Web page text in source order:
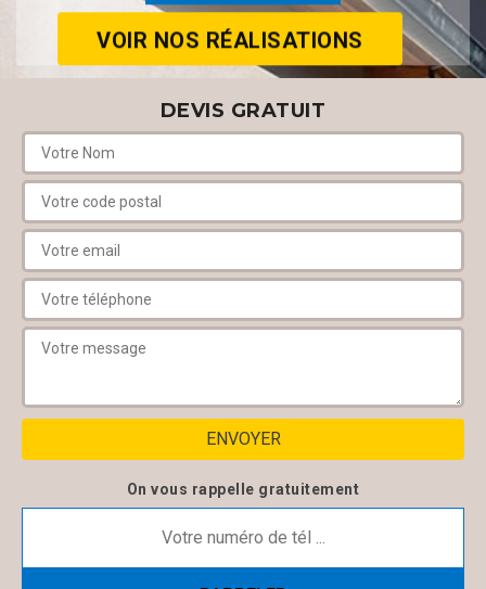
VOIR NOS RÉALISATIONS
DEVIS GRATUIT
On vous rappelle gratuitement